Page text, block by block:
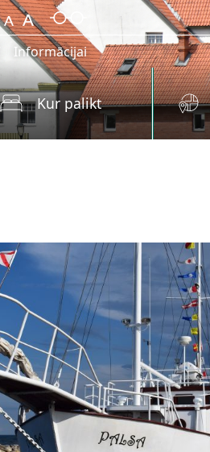
Informācijai
Kur palikt